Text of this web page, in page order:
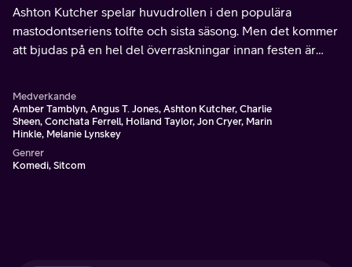
Ashton Kutcher spelar huvudrollen i den populära
mastodontseriens tolfte och sista säsong. Men det kommer
att bjudas på en hel del överraskningar innan festen är
Medverkande
Amber Tamblyn, Angus T. Jones, Ashton Kutcher, Charlie
Sheen, Conchata Ferrell, Holland Taylor, Jon Cryer, Marin
Hinkle, Melanie Lynskey
Genrer
Komedi, Sitcom